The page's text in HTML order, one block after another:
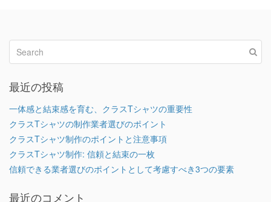
最近の投稿
一体感と結束感を育む、クラスTシャツの重要性
クラスTシャツの制作業者選びのポイント
クラスTシャツ制作のポイントと注意事項
クラスTシャツ制作: 信頼と結束の一枚
信頼できる業者選びのポイントとして考慮すべき3つの要素
最近のコメント